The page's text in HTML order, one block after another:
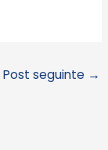
Post seguinte →